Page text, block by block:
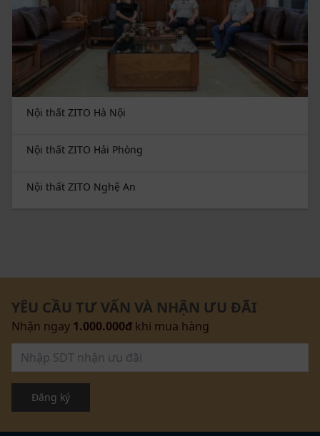
Nội thất ZITO Hà Nội
Nội thất ZITO Hải Phòng
Nội thất ZITO Nghệ An
YÊU CẦU TƯ VẤN VÀ NHẬN ƯU ĐÃI
Nhận ngay 1.000.000đ khi mua hàng
Đăng ký